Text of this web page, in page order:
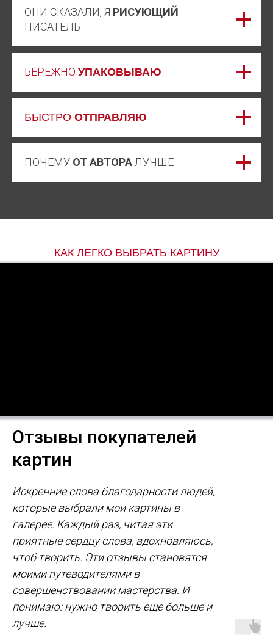
ОНИ СКАЗАЛИ, Я РИСУЮЩИЙ
ПИСАТЕЛЬ
БЕРЕЖНО УПАКОВЫВАЮ
БЫСТРО ОТПРАВЛЯЮ
ПОЧЕМУ ОТ АВТОРА ЛУЧШЕ
КАК ЛЕГКО ВЫБРАТЬ КАРТИНУ
Отзывы покупателей
картин
Искренние слова благодарности людей,
которые выбрали мои картины в
галерее. Каждый раз, читая эти
приятные сердцу слова, вдохновляюсь,
чтоб творить. Эти отзывы становятся
моими путеводителями в
совершенствовании мастерства. И
понимаю: нужно творить еще больше и
лучше.